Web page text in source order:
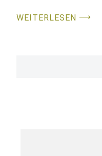
WEITERLESEN ⟶